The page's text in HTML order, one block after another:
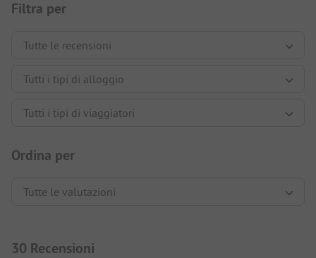
Filtra per
Ordina per
30 Recensioni